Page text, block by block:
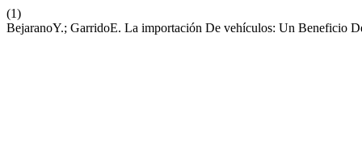
(1)
BejaranoY.; GarridoE. La importación De vehículos: Un Beneficio